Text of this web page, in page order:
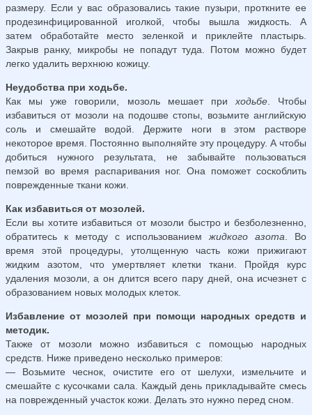
размеру. Если у вас образовались такие пузыри, проткните ее
продезинфицированной иголкой, чтобы вышла жидкость. А
затем обработайте место зеленкой и приклейте пластырь.
Закрыв ранку, микробы не попадут туда. Потом можно будет
легко удалить верхнюю кожицу.
Неудобства при ходьбе.
Как мы уже говорили, мозоль мешает при ходьбе. Чтобы
избавиться от мозоли на подошве стопы, возьмите английскую
соль и смешайте водой. Держите ноги в этом растворе
некоторое время. Постоянно выполняйте эту процедуру. А чтобы
добиться нужного результата, не забывайте пользоваться
пемзой во время распаривания ног. Она поможет соскоблить
поврежденные ткани кожи.
Как избавиться от мозолей.
Если вы хотите избавиться от мозоли быстро и безболезненно,
обратитесь к методу с использованиемжидкого азота . Во
время этой процедуры, утолщенную часть кожи прижигают
жидким азотом, что умертвляет клетки ткани. Пройдя курс
удаления мозоли, а он длится всего пару дней, она исчезнет с
образованием новых молодых клеток.
Избавление от мозолей при помощи народных средств и
методик.
Также от мозоли можно избавиться с помощью народных
средств. Ниже приведено несколько примеров:
— Возьмите чеснок, очистите его от шелухи, измельчите и
смешайте с кусочками сала. Каждый день прикладывайте смесь
на поврежденный участок кожи. Делать это нужно перед сном.